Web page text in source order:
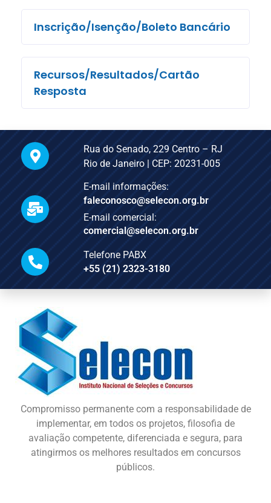
Inscrição/Isenção/Boleto Bancário
Recursos/Resultados/Cartão
Resposta
Rua do Senado, 229 Centro – RJ
Rio de Janeiro | CEP: 20231-005
E-mail informações:
faleconosco@selecon.org.br
E-mail comercial:
comercial@selecon.org.br
Telefone PABX
+55 (21) 2323-3180
Compromisso permanente com a responsabilidade de
implementar, em todos os projetos, filosofia de
avaliação competente, diferenciada e segura, para
atingirmos os melhores resultados em concursos
públicos.